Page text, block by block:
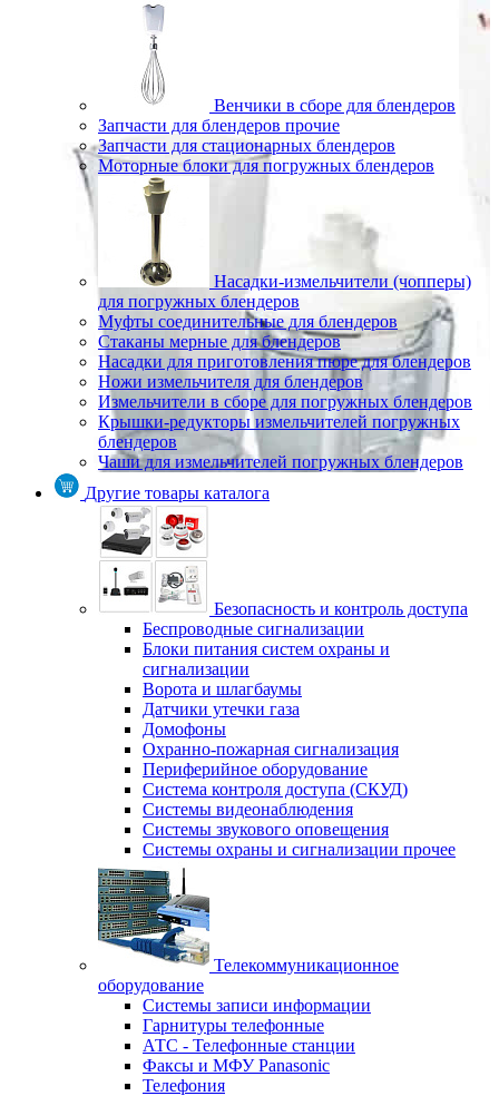
Венчики в сборе для блендеров
Запчасти для блендеров прочие
Запчасти для стационарных блендеров
Моторные блоки для погружных блендеров
Насадки-измельчители (чопперы)
для погружных блендеров
Муфты соединительные для блендеров
Стаканы мерные для блендеров
Насадки для приготовления пюре для блендеров
Ножи измельчителя для блендеров
Измельчители в сборе для погружных блендеров
Крышки-редукторы измельчителей погружных
блендеров
Чаши для измельчителей погружных блендеров
Другие товары каталога
Безопасность и контроль доступа
Беспроводные сигнализации
Блоки питания систем охраны и
сигнализации
Ворота и шлагбаумы
Датчики утечки газа
Домофоны
Охранно-пожарная сигнализация
Периферийное оборудование
Система контроля доступа (СКУД)
Системы видеонаблюдения
Системы звукового оповещения
Системы охраны и сигнализации прочее
Телекоммуникационное
оборудование
Системы записи информации
Гарнитуры телефонные
АТС - Телефонные станции
Факсы и МФУ Panasonic
Телефония